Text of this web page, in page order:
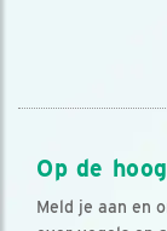
Op de
Meld je aan en